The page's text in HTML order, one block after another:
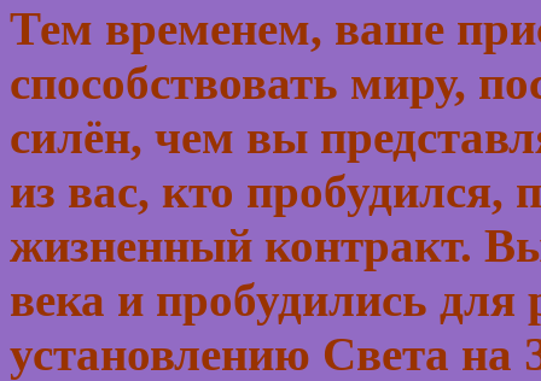
Тем временем, ваше
способствовать миру,
силён, чем вы
из вас, кто пробудился,
жизненный контракт.
века и пробудились для
установлению Света на